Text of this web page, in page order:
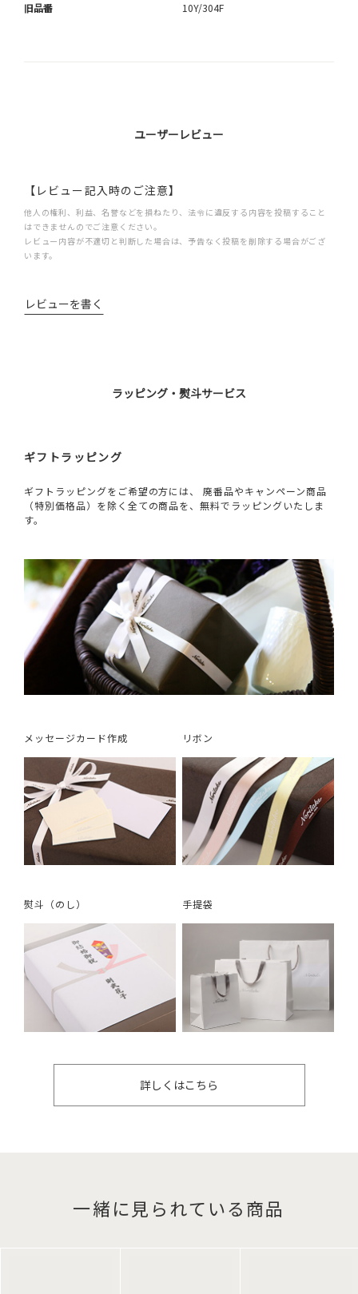
旧品番 10Y/304F
ユーザーレビュー
【レビュー記入時のご注意】
他人の権利、利益、名誉などを損ねたり、法令に違反する内容を投稿すること
はできませんのでご注意ください。
レビュー内容が不適切と判断した場合は、予告なく投稿を削除する場合がござ
います。
レビューを書く
ラッピング・熨斗サービス
ギフトラッピング
ギフトラッピングをご希望の方には、 廃番品やキャンペーン商品
（特別価格品）を除く全ての商品を、無料でラッピングいたしま
す。
メッセージカード作成 リボン
熨斗（のし） 手提袋
詳しくはこちら
一緒に見られている商品